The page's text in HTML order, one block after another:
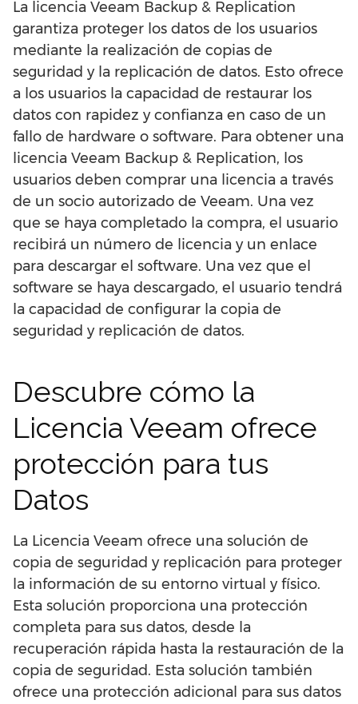
La licencia Veeam Backup & Replication
garantiza proteger los datos de los usuarios
mediante la realización de copias de
seguridad y la replicación de datos. Esto ofrece
a los usuarios la capacidad de restaurar los
datos con rapidez y confianza en caso de un
fallo de hardware o software. Para obtener una
licencia Veeam Backup & Replication, los
usuarios deben comprar una licencia a través
de un socio autorizado de Veeam. Una vez
que se haya completado la compra, el usuario
recibirá un número de licencia y un enlace
para descargar el software. Una vez que el
software se haya descargado, el usuario tendrá
la capacidad de configurar la copia de
seguridad y replicación de datos.
Descubre cómo la
Licencia Veeam ofrece
protección para tus
Datos
La Licencia Veeam ofrece una solución de
copia de seguridad y replicación para proteger
la información de su entorno virtual y físico.
Esta solución proporciona una protección
completa para sus datos, desde la
recuperación rápida hasta la restauración de la
copia de seguridad. Esta solución también
ofrece una protección adicional para sus datos